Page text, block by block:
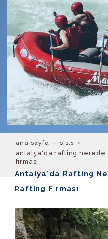
ana sayfa
s.s.s
antalya'da rafting nerede
firması
Antalya'da Rafting
Rafting Firması